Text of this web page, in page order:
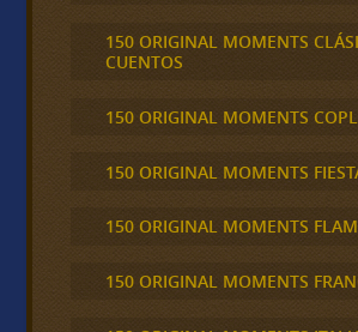
150 ORIGINAL MOMENTS
CUENTOS
150 ORIGINAL MOMENTS
150 ORIGINAL MOMENTS
150 ORIGINAL MOMENTS
150 ORIGINAL MOMENTS